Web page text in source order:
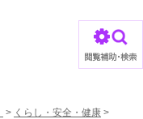
> くらし・安全・健康 >